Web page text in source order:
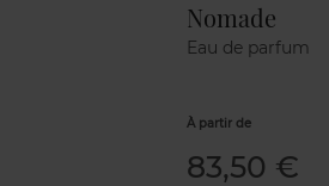
Nomade
Eau de parfum
À partir de
83,50 €